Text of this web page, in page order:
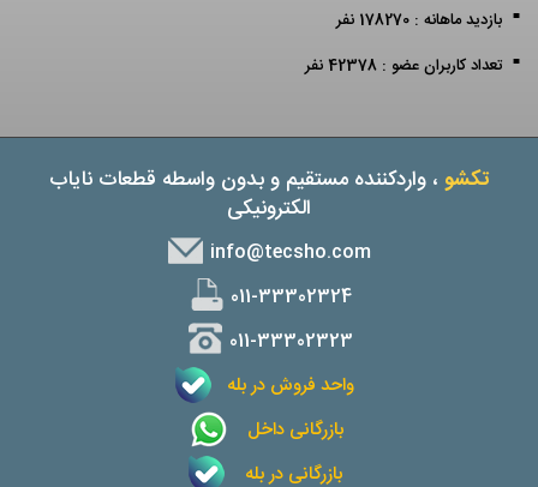
بازدید ماهانه : 178270 نفر
تعداد کاربران عضو : 42378 نفر
تکشو ، واردکننده مستقیم و بدون واسطه قطعات نایاب
الکترونیکی
info@tecsho.com
011-33302324
011-33302323
واحد فروش در بله
بازرگانی داخل
بازرگانی در بله